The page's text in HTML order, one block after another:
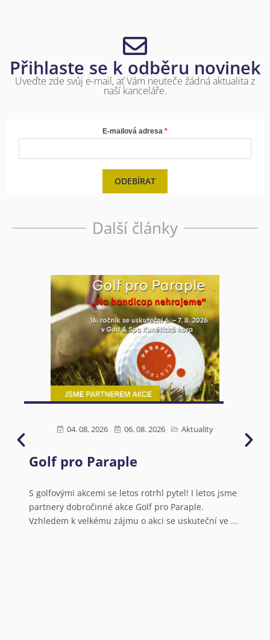
Přihlaste se k odběru novinek
Uveďte zde svůj e-mail, ať Vám neuteče žádná aktualita z
naší kanceláře.
E-mailová adresa
ODEBÍRAT
Další články
04. 08. 2026 06. 08. 2026 Aktuality
Golf pro Paraple
S golfovými akcemi se letos rotrhl pytel! I letos jsme
partnery dobročinné akce Golf pro Paraple.
Vzhledem k velkému zájmu o akci se uskuteční ve ...